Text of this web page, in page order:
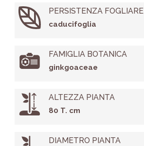
PERSISTENZA FOGLIARE
caducifoglia
FAMIGLIA BOTANICA
ginkgoaceae
ALTEZZA PIANTA
80 T. cm
DIAMETRO PIANTA